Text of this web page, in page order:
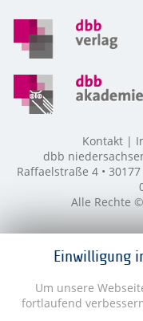
Einwilligung
Um unsere
fortlaufend
Kontakt
dbb
Raffaelstraße 4 •
Alle Rechte